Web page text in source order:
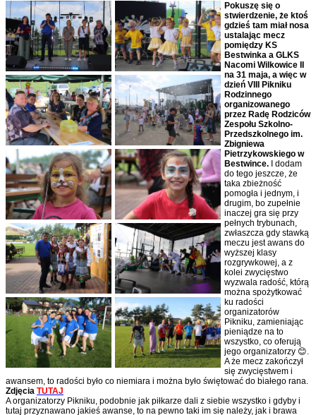
Pokuszę się o
stwierdzenie, że ktoś
gdzieś tam miał nosa
ustalając mecz
pomiędzy KS
Bestwinka a GLKS
Nacomi Wilkowice II
na 31 maja, a więc w
dzień VIII Pikniku
Rodzinnego
organizowanego
przez Radę Rodziców
Zespołu Szkolno-
Przedszkolnego im.
Zbigniewa
Pietrzykowskiego w
Bestwince. I dodam
do tego jeszcze, że
taka zbieżność
pomogła i jednym, i
drugim, bo zupełnie
inaczej gra się przy
pełnych trybunach,
zwłaszcza gdy stawką
meczu jest awans do
wyższej klasy
rozgrywkowej, a z
kolei zwycięstwo
wyzwala radość, którą
można spożytkować
ku radości
organizatorów
Pikniku, zamieniając
pieniądze na to
wszystko, co oferują
jego organizatorzy 😊.
A że mecz zakończył
się zwycięstwem i
awansem, to radości było co niemiara i można było świętować do białego rana.
Zdjęcia TUTAJ
A organizatorzy Pikniku, podobnie jak piłkarze dali z siebie wszystko i gdyby i
tutaj przyznawano jakieś awanse, to na pewno taki im się należy, jak i brawa